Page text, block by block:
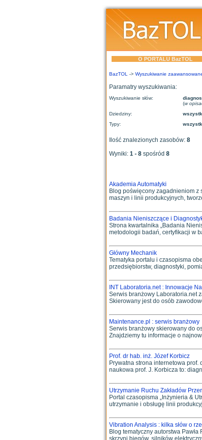
O PORTALU BazTOL
BazTOL -> Wyszukiwanie
Paramatry wyszukiwania:
Wyszukiwanie słów:
(w
Dziedziny:
Typy:
Ilość znalezionych zasobów: 8
Wyniki: 1 - 8 spośród 8
Akademia Automatyki
Blog poświęcony zagadnieniom z
maszyn i linii produkcyjnych,
Badania Nieniszczące i
Strona kwartalnika „Badania
metodologii badań, certyfikacji w
Główny Mechanik
Tematyka portalu i czasopisma
przedsiębiorstw, diagnostyki,
INT Laboratoria.net : Innowacje
Serwis branżowy Laboratoria.net
Skierowany jest do osób
Maintenance.pl : serwis branżowy
Serwis branżowy skierowany do
Znajdziemy tu informacje o
Prof. dr hab. inż. Józef Korbicz
Prywatna strona internetowa
naukowa prof. J. Korbicza to:
Utrzymanie Ruchu Zakładów
Portal czasopisma „Inżynieria &
utrzymanie i obsługę linii
Vibration Analysis : kilka słów o
Blog tematyczny autorstwa
skrzyni biegów, silników